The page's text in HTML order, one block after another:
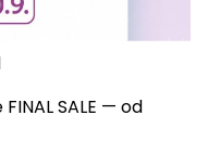
SALE — od